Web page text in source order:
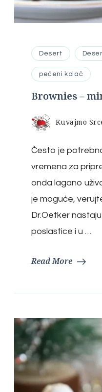
Desert
pečeni kolač
Brownies –
Kuvajmo
Često je
vremena za
onda lagano
je moguće,
Dr.Oetker
poslastice i u …
Read More